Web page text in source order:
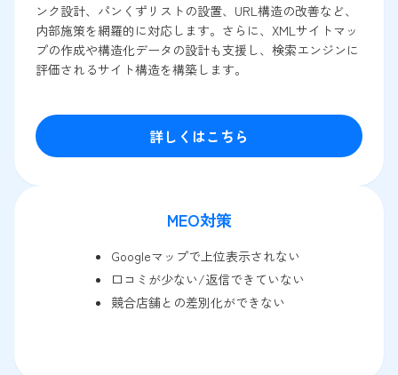
ンク設計、パンくずリストの設置、URL構造の改善など、
内部施策を網羅的に対応します。さらに、XMLサイトマッ
プの作成や構造化データの設計も支援し、検索エンジンに
評価されるサイト構造を構築します。
詳しくはこちら
MEO対策
Googleマップで上位表示されない
口コミが少ない/返信できていない
競合店舗との差別化ができない